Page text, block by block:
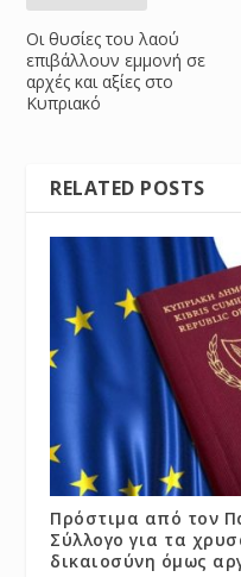
Οι θυσίες του λαού
επιβάλλουν εμμονή σε
αρχές και αξίες στο
Κυπριακό
RELATED POSTS
Πρόστιμα από τον
Σύλλογο για τα
δικαιοσύνη όμως